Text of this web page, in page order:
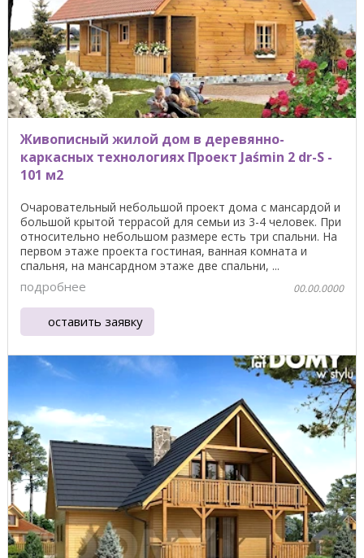
Живописный жилой дом в деревянно-
каркасных технологиях Проект Jaśmin 2 dr-S -
101 м2
Очаровательный небольшой проект дома с мансардой и
большой крытой террасой для семьи из 3-4 человек. При
относительно небольшом размере есть три спальни. На
первом этаже проекта гостиная, ванная комната и
спальня, на мансардном этаже две спальни, ...
подробнее 00.00.0000
оставить заявку